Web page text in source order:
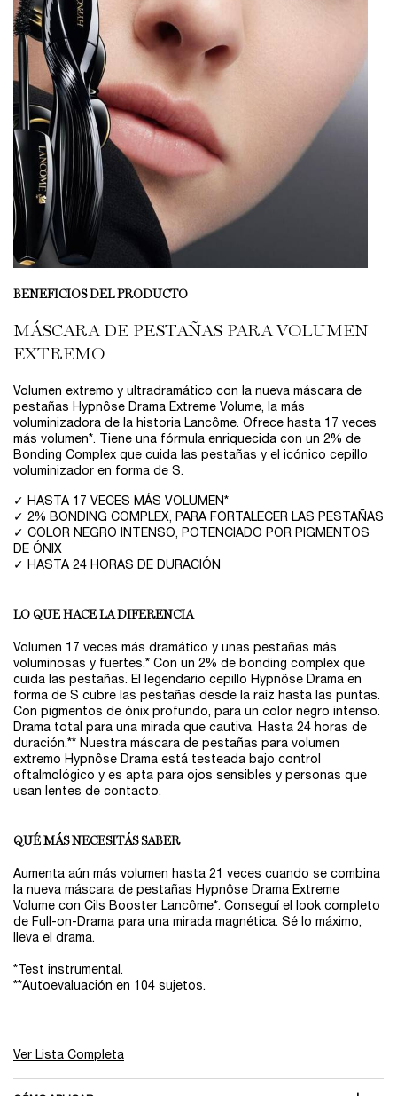
BENEFICIOS DEL PRODUCTO
MÁSCARA DE PESTAÑAS PARA VOLUMEN
EXTREMO
Volumen extremo y ultradramático con la nueva máscara de
pestañas Hypnôse Drama Extreme Volume, la más
voluminizadora de la historia Lancôme. Ofrece hasta 17 veces
más volumen*. Tiene una fórmula enriquecida con un 2% de
Bonding Complex que cuida las pestañas y el icónico cepillo
voluminizador en forma de S.
✓ HASTA 17 VECES MÁS VOLUMEN*
✓ 2% BONDING COMPLEX, PARA FORTALECER LAS PESTAÑAS
✓ COLOR NEGRO INTENSO, POTENCIADO POR PIGMENTOS
DE ÓNIX
✓ HASTA 24 HORAS DE DURACIÓN
LO QUE HACE LA DIFERENCIA
Volumen 17 veces más dramático y unas pestañas más
voluminosas y fuertes.* Con un 2% de bonding complex que
cuida las pestañas. El legendario cepillo Hypnôse Drama en
forma de S cubre las pestañas desde la raíz hasta las puntas.
Con pigmentos de ónix profundo, para un color negro intenso.
Drama total para una mirada que cautiva. Hasta 24 horas de
duración.** Nuestra máscara de pestañas para volumen
extremo Hypnôse Drama está testeada bajo control
oftalmológico y es apta para ojos sensibles y personas que
usan lentes de contacto.
QUÉ MÁS NECESITÁS SABER
Aumenta aún más volumen hasta 21 veces cuando se combina
la nueva máscara de pestañas Hypnôse Drama Extreme
Volume con Cils Booster Lancôme*. Conseguí el look completo
de Full-on-Drama para una mirada magnética. Sé lo máximo,
lleva el drama.
*Test instrumental.
**Autoevaluación en 104 sujetos.
Ver Lista Completa